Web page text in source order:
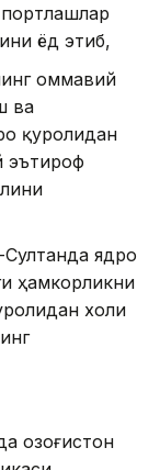
ёд этиб,
оммавий
ва
қуролидан
эътироф
ядро
ҳамкорликни
холи
Қозоғистон